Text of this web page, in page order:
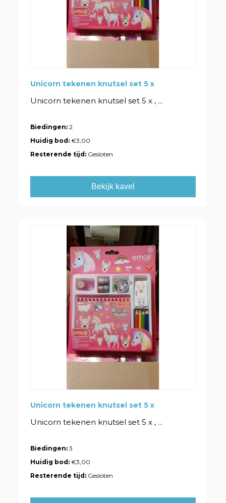
Unicorn tekenen knutsel set 5 x
Unicorn tekenen knutsel set 5 x , ...
Biedingen: 2
Huidig bod:€3,00
Resterende tijd: Gesloten
Bekijk kavel
Unicorn tekenen knutsel set 5 x
Unicorn tekenen knutsel set 5 x , ...
Biedingen: 3
Huidig bod:€3,00
Resterende tijd: Gesloten